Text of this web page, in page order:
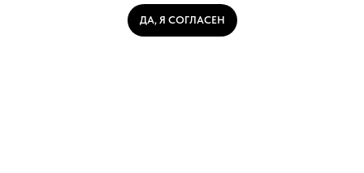
ДА, Я СОГЛАСЕН